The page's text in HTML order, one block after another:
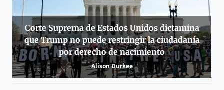
Corte Suprema de Estados Unidos dictamina
que Trump no puede restringir la ciudadanía
por derecho de nacimiento
Alison Durkee